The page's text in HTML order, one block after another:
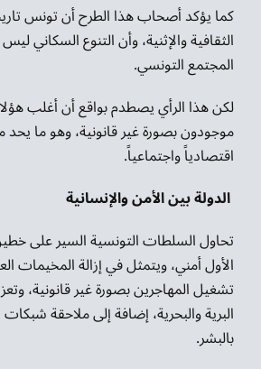
كما يؤكد أصحاب هذا الطرح أن تونس
الثقافية والإثنية، وأن التنوع السكاني
المجتمع التونسي.
لكن هذا الرأي يصطدم بواقع أن أغلب
موجودون بصورة غير قانونية، وهو ما يحد
اقتصادياً واجتماعياً.
الدولة بين الأمن والإنسانية
تحاول السلطات التونسية السير على
الأول أمني، ويتمثل في إزالة المخيمات
تشغيل المهاجرين بصورة غير قانونية،
البرية والبحرية، إضافة إلى ملاحقة شبكات
بالبشر.